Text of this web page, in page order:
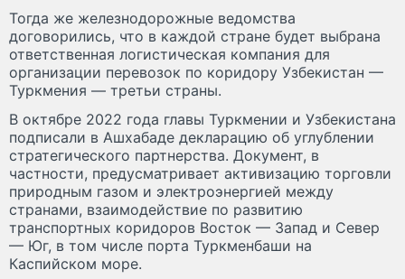
Тогда же железнодорожные ведомства
договорились, что в каждой стране будет выбрана
ответственная логистическая компания для
организации перевозок по коридору Узбекистан —
Туркмения — третьи страны.
В октябре 2022 года главы Туркмении и Узбекистана
подписали в Ашхабаде декларацию об углублении
стратегического партнерства. Документ, в
частности, предусматривает активизацию торговли
природным газом и электроэнергией между
странами, взаимодействие по развитию
транспортных коридоров Восток — Запад и Север
— Юг, в том числе порта Туркменбаши на
Каспийском море.